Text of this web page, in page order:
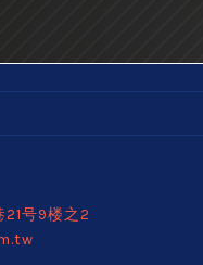
21号9楼之2